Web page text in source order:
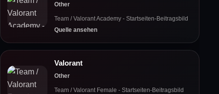
Other
Team / Valorant Academy - Startseiten-Beitragsbild
Quelle ansehen
Valorant
Other
Team / Valorant Female - Startseiten-Beitragsbild